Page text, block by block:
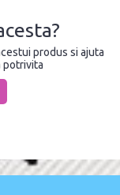
produs si ajuta
potrivita